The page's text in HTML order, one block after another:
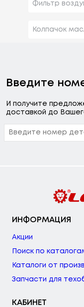
Фильтр
Колпачок
Введите
И получите
доставкой до
ИНФОРМАЦИЯ
Акции
Поиск по
Каталоги от
Запчасти для
КАБИНЕТ